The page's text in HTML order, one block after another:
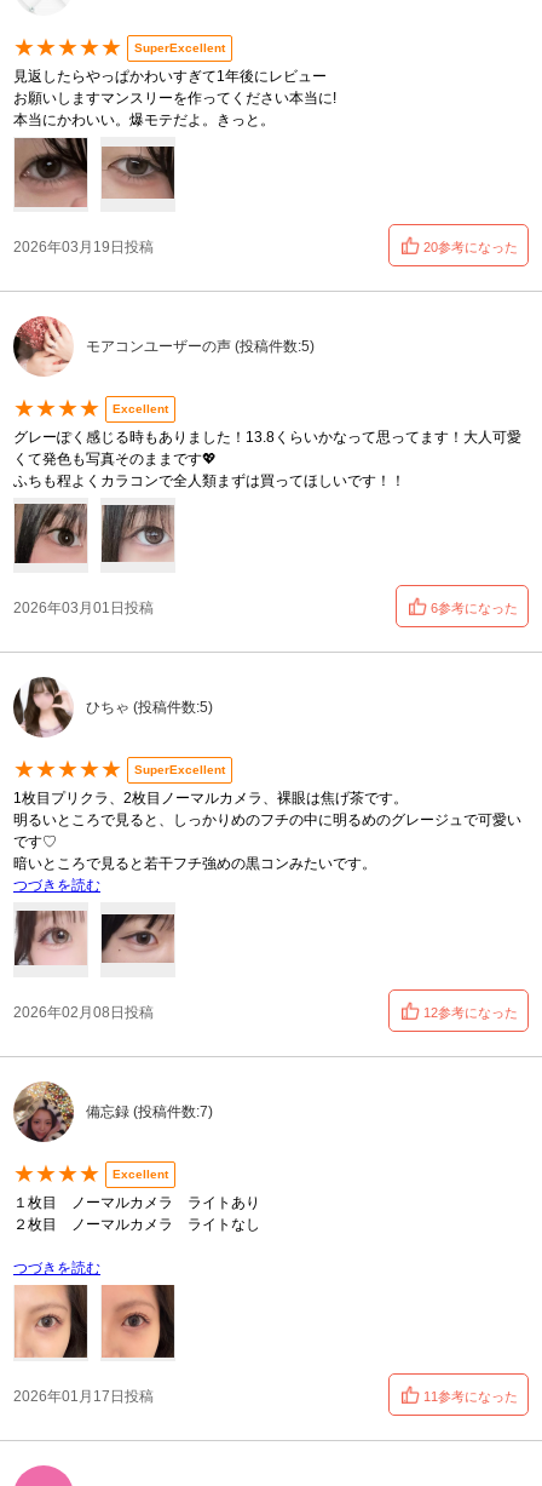
★★★★★ SuperExcellent
見返したらやっぱかわいすぎて1年後にレビュー
お願いしますマンスリーを作ってください本当に!
本当にかわいい。爆モテだよ。きっと。
2026年03月19日投稿 20参考になった
モアコンユーザーの声 (投稿件数:5)
★★★★ Excellent
グレーぽく感じる時もありました！13.8くらいかなって思ってます！大人可愛
くて発色も写真そのままです💖
ふちも程よくカラコンで全人類まずは買ってほしいです！！
2026年03月01日投稿 6参考になった
ひちゃ (投稿件数:5)
★★★★★ SuperExcellent
1枚目プリクラ、2枚目ノーマルカメラ、裸眼は焦げ茶です。
明るいところで見ると、しっかりめのフチの中に明るめのグレージュで可愛い
です♡
暗いところで見ると若干フチ強めの黒コンみたいです。
つづきを読む
2026年02月08日投稿 12参考になった
備忘録 (投稿件数:7)
★★★★ Excellent
１枚目 ノーマルカメラ ライトあり
２枚目 ノーマルカメラ ライトなし
つづきを読む
2026年01月17日投稿 11参考になった